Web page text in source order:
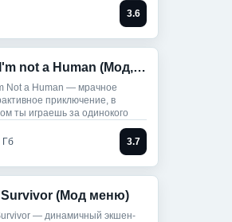
3.6
No, I'm not a Human (Мод, Unlocked)
Not a Human — мрачное
приключение, в
ты играешь за одинокого
Гб 3.7
Survivor (Мод меню)
— динамичный экшен-